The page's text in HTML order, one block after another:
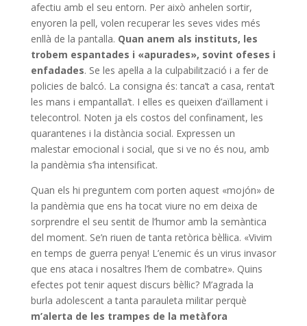
afectiu amb el seu entorn. Per això anhelen sortir,
enyoren la pell, volen recuperar les seves vides més
enllà de la pantalla. Quan anem als instituts, les
trobem espantades i «apurades», sovint ofeses i
enfadades. Se les apel·la a la culpabilització i a fer de
policies de balcó. La consigna és: tanca’t a casa, renta’t
les mans i empantalla’t. I elles es queixen d’aïllament i
telecontrol. Noten ja els costos del confinament, les
quarantenes i la distància social. Expressen un
malestar emocional i social, que si ve no és nou, amb
la pandèmia s’ha intensificat.
Quan els hi preguntem com porten aquest «mojón» de
la pandèmia que ens ha tocat viure no em deixa de
sorprendre el seu sentit de l’humor amb la semàntica
del moment. Se’n riuen de tanta retòrica bèl·lica. «Vivim
en temps de guerra penya! L’enemic és un virus invasor
que ens ataca i nosaltres l’hem de combatre». Quins
efectes pot tenir aquest discurs bèl·lic? M’agrada la
burla adolescent a tanta parauleta militar perquè
m’alerta de les trampes de la metàfora